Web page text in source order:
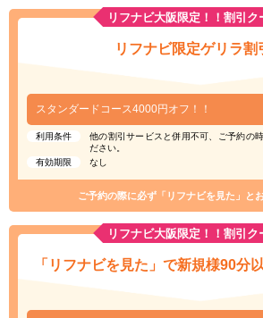
リフナビ大阪限定！！割引ク
リフナビ限定ゲリラ割
スタンダードコース4000円オフ！！
利用条件
他の割引サービスと併用不可、ご予約の
ださい。
有効期限
なし
ご予約の際に必ず「リフナビを見た」と
リフナビ大阪限定！！割引ク
「リフナビを見た」で新規様90分